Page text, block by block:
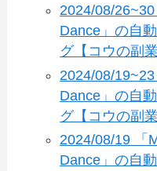
2024/08/
Dance」の自
グ【コウの副業
2024/08/
Dance」の自
グ【コウの副業
2024/08/19 「
Dance」の自